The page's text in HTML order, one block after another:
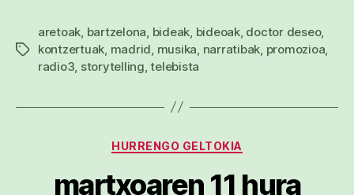
Etiketak
aretoak bartzelona bideak bideoak, doctor deseo,
kontzertuak madrid musika narratibak promozioa
radio3 storytelling ,telebista
Kategoriak
HURRENGO GELTOKIA
martxoaren 11 hura